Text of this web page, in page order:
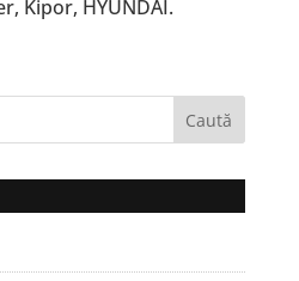
Kipor, HYUNDAI.